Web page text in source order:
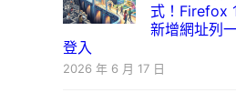
式！Firefox
新增網址列
登入
2026 年 6 月 17 日